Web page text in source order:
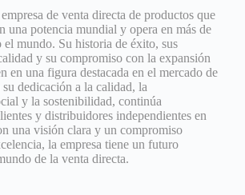
de venta directa de productos que
una potencia mundial y opera en más de
el mundo. Su historia de éxito, sus
y su compromiso con la expansión
en una figura destacada en el mercado de
dedicación a la calidad, la
y la sostenibilidad, continúa
y distribuidores independientes en
una visión clara y un compromiso
la empresa tiene un futuro
de la venta directa.